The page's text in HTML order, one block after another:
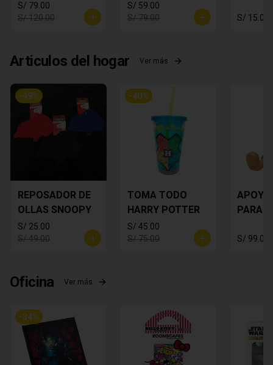
S/ 79.00
S/ 120.00
S/ 59.00
S/ 79.00
S/ 15.00
Articulos del hogar Ver más
-49%
REPOSADOR DE
OLLAS SNOOPY
S/ 25.00
S/ 49.00
-40%
TOMA TODO
HARRY POTTER
S/ 45.00
S/ 75.00
PARA
S/ 99.00
Oficina Ver más
-34%